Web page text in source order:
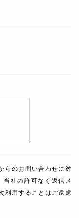
らのお問い合わせに対
当社の許可なく返信メ
利用することはご遠慮